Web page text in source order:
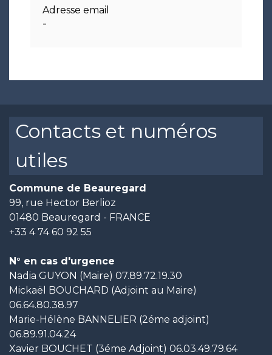
Adresse email
-
Contacts et numéros
utiles
Commune de Beauregard
99, rue Hector Berlioz
01480 Beauregard - FRANCE
+33 4 74 60 92 55
N° en cas d'urgence
Nadia GUYON (Maire) 07.89.72.19.30
Mickaël BOUCHARD (Adjoint au Maire)
06.64.80.38.97
Marie-Hélène BANNELIER (2éme adjoint)
06.89.91.04.24
Xavier BOUCHET (3éme Adjoint) 06.03.49.79.64